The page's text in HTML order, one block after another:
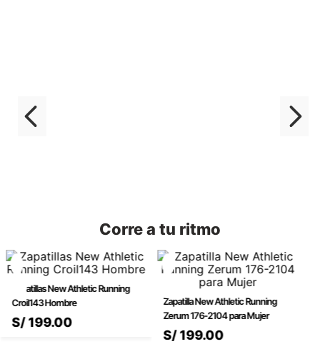
espíritu de la selección nacional y la fuerza de
Conocer más
Corre a tu ritmo
Zapatillas New Athletic Running
Croil143 Hombre
S/ 199.00
Zapatilla New Athletic Running
Zerum 176-2104 para Mujer
S/ 199.00